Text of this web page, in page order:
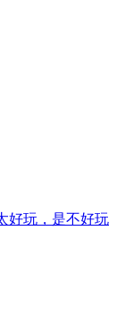
好玩，是不好玩